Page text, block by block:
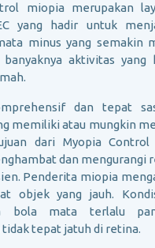
miopia merupakan
yang hadir untuk
minus yang semakin
aktivitas yang
dan tepat
memiliki atau mungkin
dari Myopia Control
dan mengurangi
Penderita miopia
objek yang jauh.
bola mata terlalu
tidak tepat jatuh di retina.